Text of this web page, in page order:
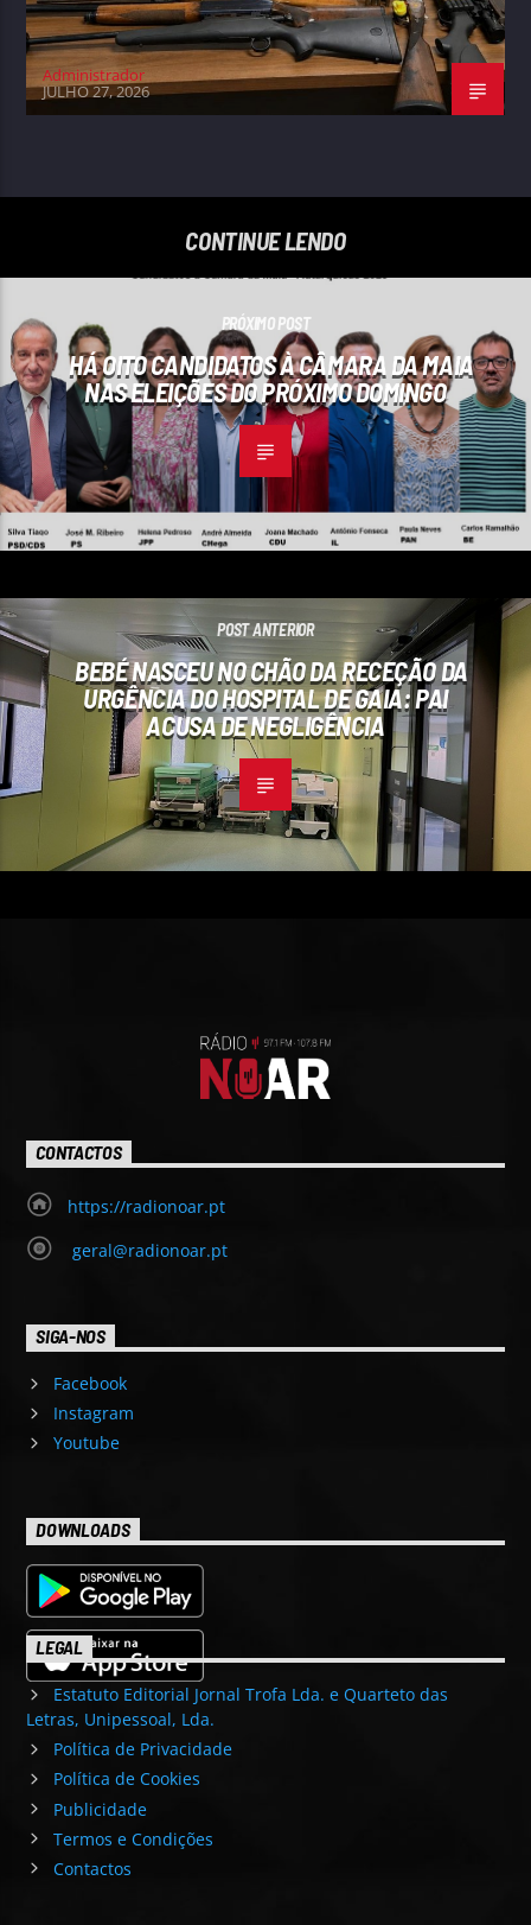
Administrador
JULHO 27, 2026
CONTINUE LENDO
PRÓXIMO POST
HÁ OITO CANDIDATOS À CÂMARA DA MAIA
NAS ELEIÇÕES DO PRÓXIMO DOMINGO
POST ANTERIOR
BEBÉ NASCEU NO CHÃO DA RECEÇÃO DA
URGÊNCIA DO HOSPITAL DE GAIA: PAI
ACUSA DE NEGLIGÊNCIA
CONTACTOS
https://radionoar.pt
geral@radionoar.pt
SIGA-NOS
Facebook
Instagram
Youtube
DOWNLOADS
LEGAL
Estatuto Editorial Jornal Trofa Lda. e Quarteto das
Letras, Unipessoal, Lda.
Política de Privacidade
Política de Cookies
Publicidade
Termos e Condições
Contactos